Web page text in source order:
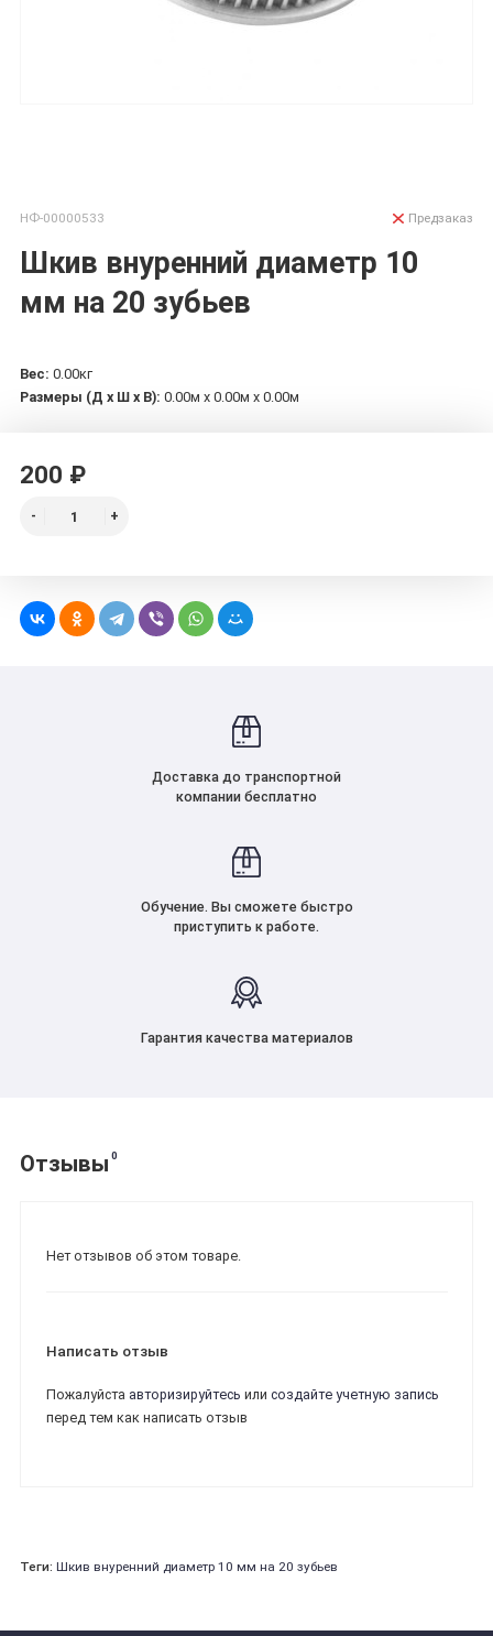
НФ-00000533
Шкив внуренний диаметр 10
мм на 20 зубьев
Предзаказ
Вес: 0.00кг
Размеры (Д х Ш х В): 0.00м x 0.00м x 0.00м
200 ₽
Доставка до транспортной
компании бесплатно
Обучение. Вы сможете быстро
приступить к работе.
Гарантия качества материалов
Отзывы 0
Нет отзывов об этом товаре.
Написать отзыв
Пожалуйста авторизируйтесь или создайте учетную запись
перед тем как написать отзыв
Теги: Шкив внуренний диаметр 10 мм на 20 зубьев